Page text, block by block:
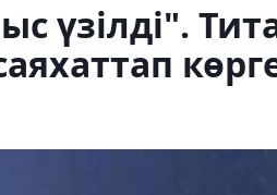
үзілді".